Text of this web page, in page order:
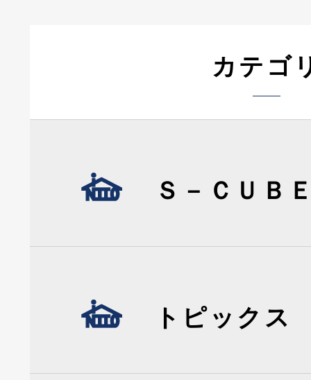
カテゴ
Ｓ－ＣＵＢ
トピックス